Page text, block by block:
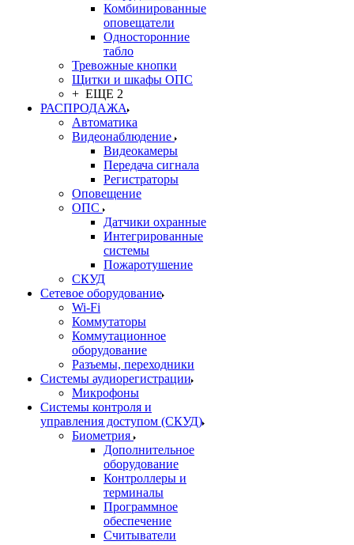
Комбинированные
оповещатели
Односторонние
табло
Тревожные кнопки
Щитки и шкафы ОПС
+ ЕЩЕ 2
РАСПРОДАЖА
Автоматика
Видеонаблюдение
Видеокамеры
Передача сигнала
Регистраторы
Оповещение
ОПС
Датчики охранные
Интегрированные
системы
Пожаротушение
СКУД
Сетевое оборудование
Wi-Fi
Коммутаторы
Коммутационное
оборудование
Разъемы, переходники
Системы аудиорегистрации
Микрофоны
Системы контроля и
управления доступом (СКУД)
Биометрия
Дополнительное
оборудование
Контроллеры и
терминалы
Программное
обеспечение
Считыватели